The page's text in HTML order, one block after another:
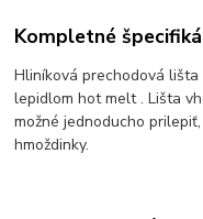
Kompletné
Hliníková prechodová lišta
lepidlom hot melt . Lišta
možné jednoducho
hmoždinky.